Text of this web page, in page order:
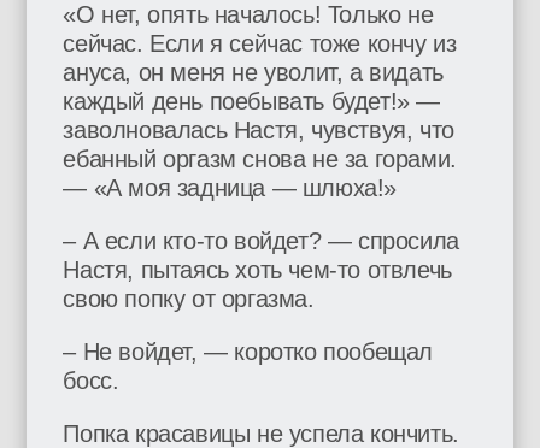
«О нет, опять началось! Только не
сейчас. Если я сейчас тоже кончу из
ануса, он меня не уволит, а видать
каждый день поебывать будет!» —
заволновалась Настя, чувствуя, что
ебанный оргазм снова не за горами.
— «А моя задница — шлюха!»
– А если кто-то войдет? — спросила
Настя, пытаясь хоть чем-то отвлечь
свою попку от оргазма.
– Не войдет, — коротко пообещал
босс.
Попка красавицы не успела кончить.